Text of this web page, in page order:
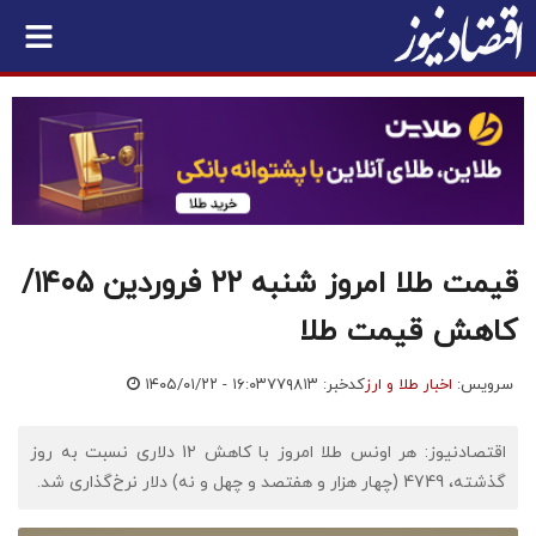
قیمت طلا امروز شنبه ۲۲ فروردین ۱۴۰۵/
کاهش قیمت طلا
سرویس: اخبار طلا و ارزکدخبر: ۷۷۹۸۱۳ ۱۴۰۵/۰۱/۲۲ - ۱۶:۰۳
اقتصادنیوز: هر اونس طلا امروز با کاهش 12 دلاری نسبت به روز
گذشته، 4749 (چهار هزار و هفتصد و چهل و نه) دلار نرخ‌گذاری شد.